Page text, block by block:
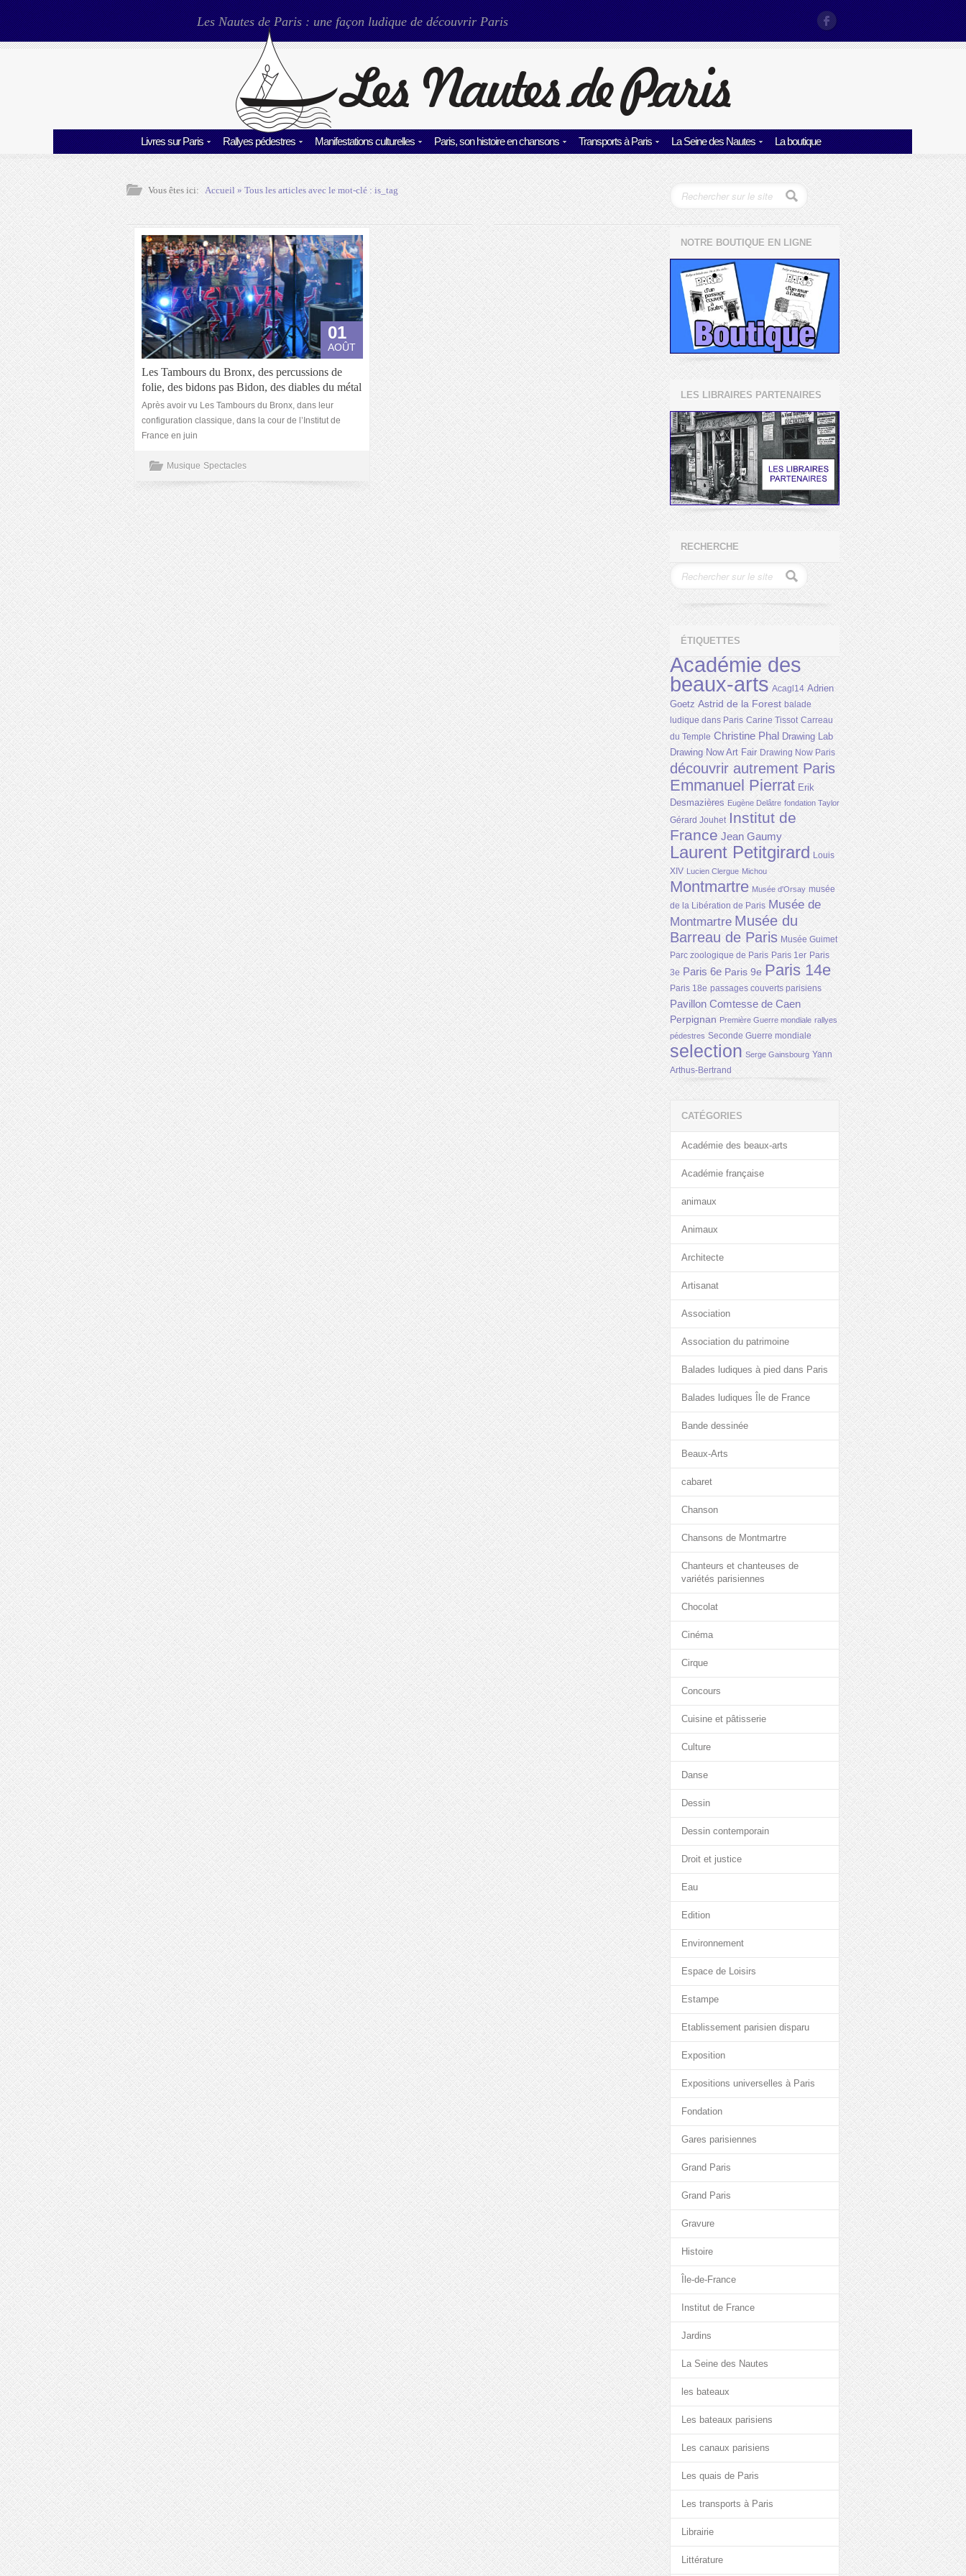
Les Nautes de Paris : une façon ludique de découvrir Paris
Livres sur Paris Rallyes pédestres Manifestations culturelles Paris, son histoire en chansons Transports à Paris La Seine des Nautes La boutique
Vous êtes ici: Accueil» Tous les articles avec le mot-clé :is_tag
01
AOÛT
Les Tambours du Bronx, des percussions de
folie, des bidons pas Bidon, des diables du métal
Après avoir vu Les Tambours du Bronx, dans leur
configuration classique, dans la cour de l’Institut de
France en juin
Musique Spectacles
NOTRE BOUTIQUE EN LIGNE
LES LIBRAIRES PARTENAIRES
RECHERCHE
ÉTIQUETTES
Académie des
beaux-arts Acagl14 Adrien
Goetz Astrid de la Forest balade
ludique dans Paris Carine Tissot Carreau
du Temple Christine Phal Drawing Lab
Drawing Now Art Fair Drawing Now Paris
découvrir autrement Paris
Emmanuel Pierrat Erik
Desmazières Eugène Delâtre fondation Taylor
Gérard Jouhet Institut de
France Jean Gaumy
Laurent Petitgirard Louis
XIV Lucien Clergue Michou
Montmartre Musée d'Orsay musée
de la Libération de Paris Musée de
Montmartre Musée du
Barreau de Paris Musée Guimet
Parc zoologique de Paris Paris 1er Paris
3e Paris 6e Paris 9e Paris 14e
Paris 18e passages couverts parisiens
Pavillon Comtesse de Caen
Perpignan Première Guerre mondiale rallyes
pédestres Seconde Guerre mondiale
selection Serge Gainsbourg Yann
Arthus-Bertrand
CATÉGORIES
Académie des beaux-arts
Académie française
animaux
Animaux
Architecte
Artisanat
Association
Association du patrimoine
Balades ludiques à pied dans Paris
Balades ludiques Île de France
Bande dessinée
Beaux-Arts
cabaret
Chanson
Chansons de Montmartre
Chanteurs et chanteuses de
variétés parisiennes
Chocolat
Cinéma
Cirque
Concours
Cuisine et pâtisserie
Culture
Danse
Dessin
Dessin contemporain
Droit et justice
Eau
Edition
Environnement
Espace de Loisirs
Estampe
Etablissement parisien disparu
Exposition
Expositions universelles à Paris
Fondation
Gares parisiennes
Grand Paris
Grand Paris
Gravure
Histoire
Île-de-France
Institut de France
Jardins
La Seine des Nautes
les bateaux
Les bateaux parisiens
Les canaux parisiens
Les quais de Paris
Les transports à Paris
Librairie
Littérature